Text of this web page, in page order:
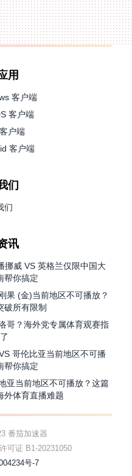
用
客户端
客户端
户端
客户端
们
们
讯
挪威 VS 英格兰仅限中国大
帮你搞定
果 (金)当前地区不可播放？
破所有限制
哥？海外党专属体育观赛指
哥伦比亚当前地区不可播
帮你搞定
亚当前地区不可播放？这篇
外体育直播难题
番茄加速器
可证 B1-20231050
号-7